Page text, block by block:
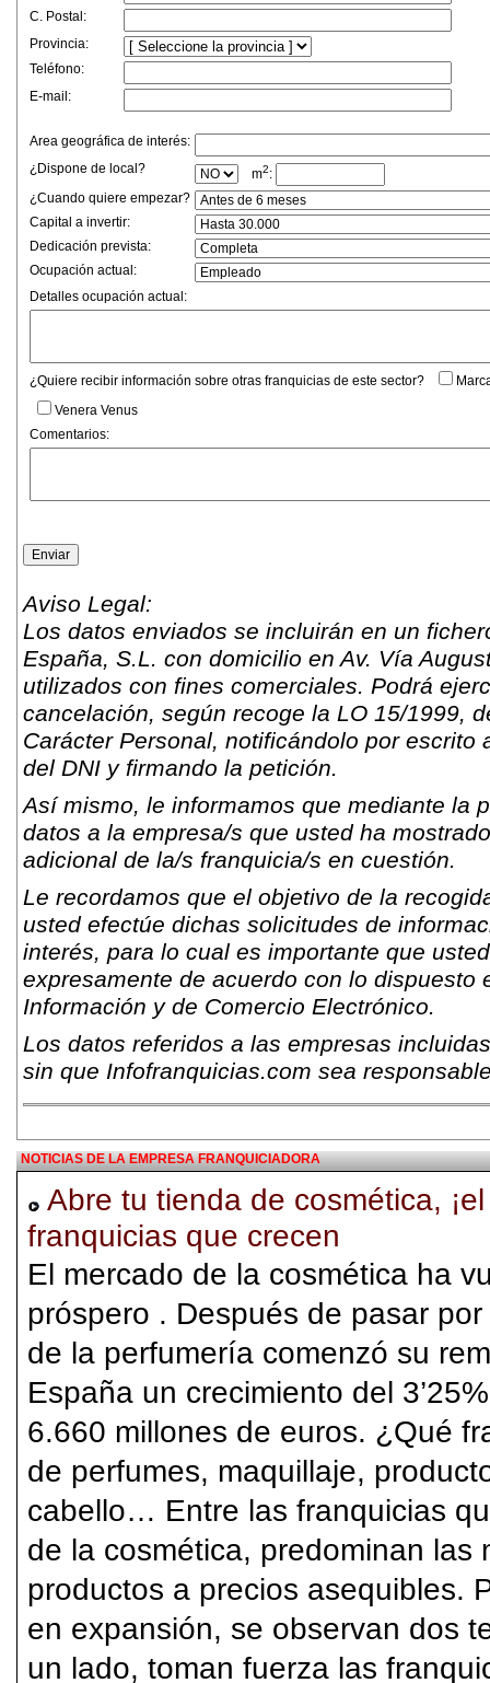
C. Postal:
Provincia:
Teléfono:
E-mail:
Area geográfica de interés:
¿Dispone de local?
m2:
¿Cuando quiere empezar?
Capital a invertir:
Dedicación prevista:
Ocupación actual:
Detalles ocupación actual:
¿Quiere recibir información sobre otras franquicias de este sector?
Venera Venus
Comentarios:
Aviso Legal:
Los datos enviados se incluirán en un
España, S.L. con domicilio en Av. Vía
utilizados con fines comerciales. Podrá
cancelación, según recoge la LO 15/1999,
Carácter Personal, notificándolo por
del DNI y firmando la petición.
Así mismo, le informamos que mediante la
datos a la empresa/s que usted ha
adicional de la/s franquicia/s en cuestión.
Le recordamos que el objetivo de la
usted efectúe dichas solicitudes de
interés, para lo cual es importante que
expresamente de acuerdo con lo
Información y de Comercio Electrónico.
Los datos referidos a las empresas
sin que Infofranquicias.com sea
NOTICIAS DE LA EMPRESA FRANQUICIADORA
Abre tu tienda de cosmética,
franquicias que crecen
El mercado de la cosmética ha
próspero . Después de pasar
de la perfumería comenzó su
España un crecimiento del
6.660 millones de euros. ¿Qué
de perfumes, maquillaje,
cabello… Entre las franquicias
de la cosmética, predominan las
productos a precios asequibles.
en expansión, se observan dos
un lado, toman fuerza las